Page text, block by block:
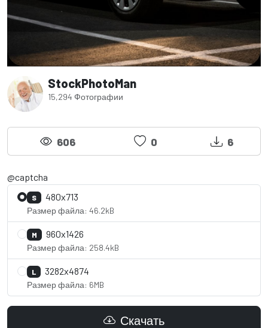
StockPhotoMan
15,294 Фотографии
606 0 6
@captcha
S 480x713
Размер файла: 46.2kB
M 960x1426
Размер файла: 258.4kB
L 3282x4874
Размер файла: 6MB
Скачать